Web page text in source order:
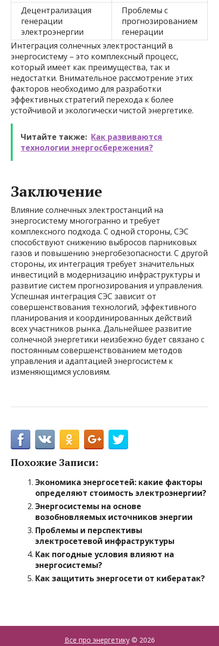
Децентрализация
генерации
электроэнергии
Проблемы с
прогнозированием
генерации
Интеграция солнечных электростанций в
энергосистему – это комплексный процесс,
который имеет как преимущества, так и
недостатки. Внимательное рассмотрение этих
факторов необходимо для разработки
эффективных стратегий перехода к более
устойчивой и экологически чистой энергетике.
Читайте также: Как развиваются
технологии энергосбережения?
Заключение
Влияние солнечных электростанций на
энергосистему многогранно и требует
комплексного подхода. С одной стороны, СЭС
способствуют снижению выбросов парниковых
газов и повышению энергобезопасности. С другой
стороны, их интеграция требует значительных
инвестиций в модернизацию инфраструктуры и
развитие систем прогнозирования и управления.
Успешная интеграция СЭС зависит от
совершенствования технологий, эффективного
планирования и координированных действий
всех участников рынка. Дальнейшее развитие
солнечной энергетики неизбежно будет связано с
постоянным совершенствованием методов
управления и адаптацией энергосистем к
изменяющимся условиям.
Похожие Записи:
Экономика энергосетей: какие факторы
определяют стоимость электроэнергии?
Энергосистемы на основе
возобновляемых источников энергии
Проблемы и перспективы
электросетевой инфраструктуры
Как погодные условия влияют на
энергосистемы?
Как защитить энергосети от кибератак?
Все про энергетику© 2026